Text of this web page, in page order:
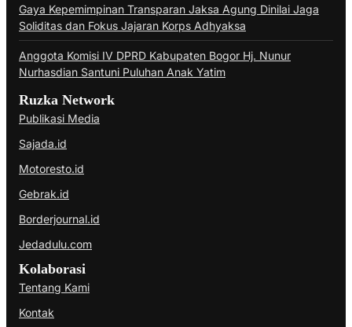
Gaya Kepemimpinan Transparan Jaksa Agung Dinilai Jaga
Soliditas dan Fokus Jajaran Korps Adhyaksa
Anggota Komisi IV DPRD Kabupaten Bogor Hj. Nunur
Nurhasdian Santuni Puluhan Anak Yatim
Ruzka Network
Publikasi Media
Sajada.id
Motoresto.id
Gebrak.id
Borderjournal.id
Jedadulu.com
Kolaborasi
Tentang Kami
Kontak